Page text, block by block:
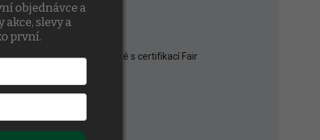
voděodolnost; Šité s certifikací Fair
objednávce a
akce, slevy a
první.